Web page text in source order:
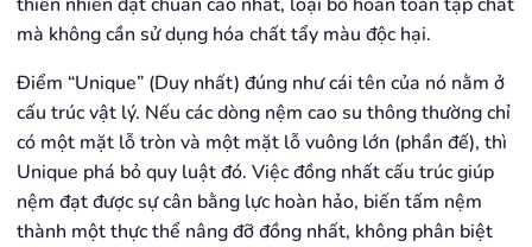
mà không cần sử dụng hóa chất tẩy màu độc hại.
Điểm “Unique” (Duy nhất) đúng như cái tên của nó nằm ở
cấu trúc vật lý. Nếu các dòng nệm cao su thông thường chỉ
có một mặt lỗ tròn và một mặt lỗ vuông lớn (phần đế), thì
Unique phá bỏ quy luật đó. Việc đồng nhất cấu trúc giúp
nệm đạt được sự cân bằng lực hoàn hảo, biến tấm nệm
thành một thực thể nâng đỡ đồng nhất, không phân biệt